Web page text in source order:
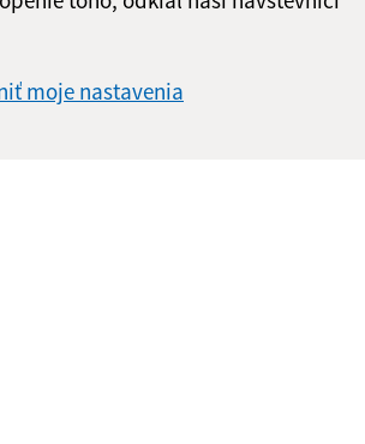
moje nastavenia